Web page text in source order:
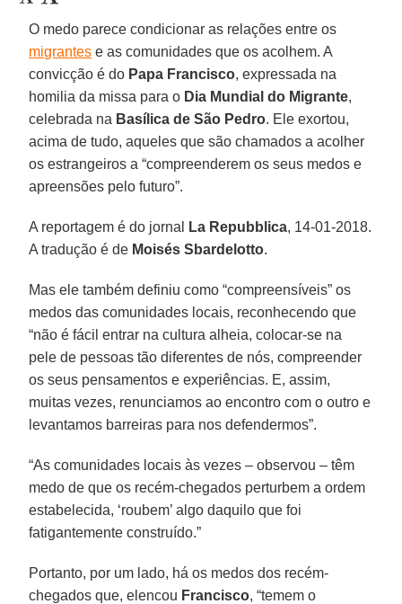
O medo parece condicionar as relações entre os
migrantes e as comunidades que os acolhem. A
convicção é do Papa Francisco, expressada na
homilia da missa para o Dia Mundial do Migrante,
celebrada na Basílica de São Pedro. Ele exortou,
acima de tudo, aqueles que são chamados a acolher
os estrangeiros a “compreenderem os seus medos e
apreensões pelo futuro”.
A reportagem é do jornal La Repubblica, 14-01-2018.
A tradução é de Moisés Sbardelotto.
Mas ele também definiu como “compreensíveis” os
medos das comunidades locais, reconhecendo que
“não é fácil entrar na cultura alheia, colocar-se na
pele de pessoas tão diferentes de nós, compreender
os seus pensamentos e experiências. E, assim,
muitas vezes, renunciamos ao encontro com o outro e
levantamos barreiras para nos defendermos”.
“As comunidades locais às vezes – observou – têm
medo de que os recém-chegados perturbem a ordem
estabelecida, ‘roubem’ algo daquilo que foi
fatigantemente construído.”
Portanto, por um lado, há os medos dos recém-
chegados que, elencou Francisco, “temem o